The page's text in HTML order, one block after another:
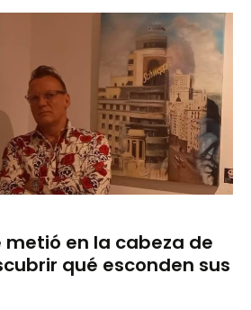
metió en la cabeza de
qué esconden sus